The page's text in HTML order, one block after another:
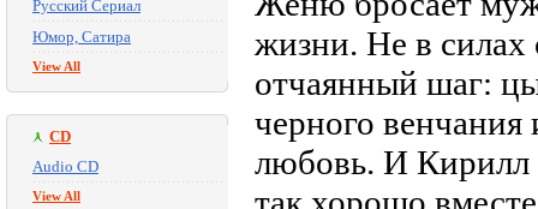
Русский Сериал
Юмор, Сатира
View All
CD
Audio CD
View All
жизни. Не в силах
отчаянный шаг:
черного
любовь. И Кирилл